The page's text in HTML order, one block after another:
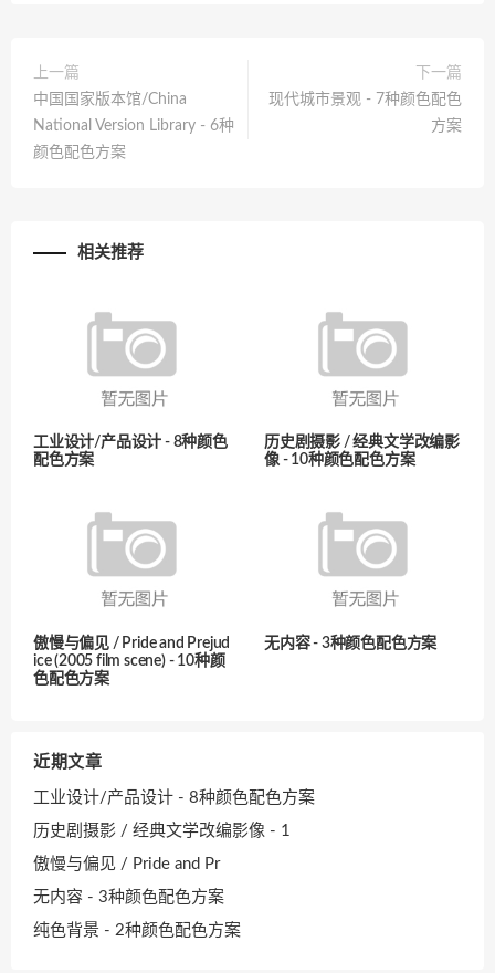
上一篇
中国国家版本馆/China
National Version Library - 6种
颜色配色方案
下一篇
现代城市景观 - 7种颜色配色
方案
相关推荐
工业设计/产品设计 - 8种颜色
配色方案
历史剧摄影 / 经典文学改编影
像 - 10种颜色配色方案
傲慢与偏见 / Pride and Prejud
ice (2005 film scene) - 10种颜
色配色方案
无内容 - 3种颜色配色方案
近期文章
工业设计/产品设计 - 8种颜色配色方案
历史剧摄影 / 经典文学改编影像 - 1
傲慢与偏见 / Pride and Pr
无内容 - 3种颜色配色方案
纯色背景 - 2种颜色配色方案